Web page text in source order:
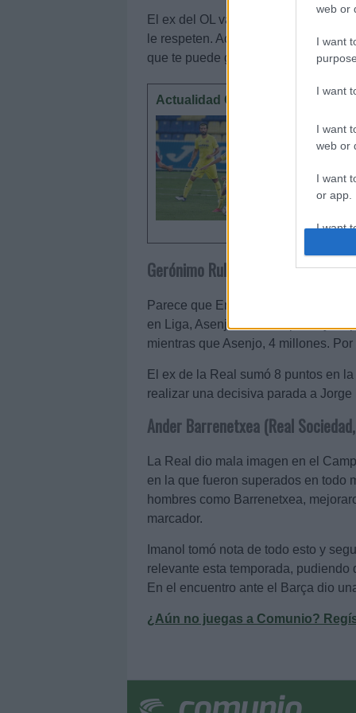
web or
I want
I want
I want
web or
I want
or app.
I want
I want
El ex del OL va a ser un jugador
le respeten. Actualmente vale
que te puede garantizar puntos con
Actualidad Comunio: lesionados
Varios
físicos
Gerónimo Rulli (Villarreal,
Parece que Emery ya ha tomado
en Liga, Asenjo en Champions y
mientras que Asenjo, 4 millones.
El ex de la Real sumó 8 puntos en
realizar una decisiva parada a
Ander Barrenetxea (Real
La Real dio mala imagen en el
en la que fueron superados en todo
hombres como Barrenetxea,
marcador.
Imanol tomó nota de todo esto y
relevante esta temporada,
En el encuentro ante el Barça dio
¿Aún no juegas a Comunio?